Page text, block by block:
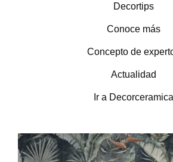
Decortips
Conoce más
Concepto de
Actualidad
Ir a Decorceramica